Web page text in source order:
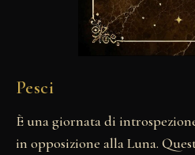
Pesci
È una giornata di
in opposizione alla Luna.